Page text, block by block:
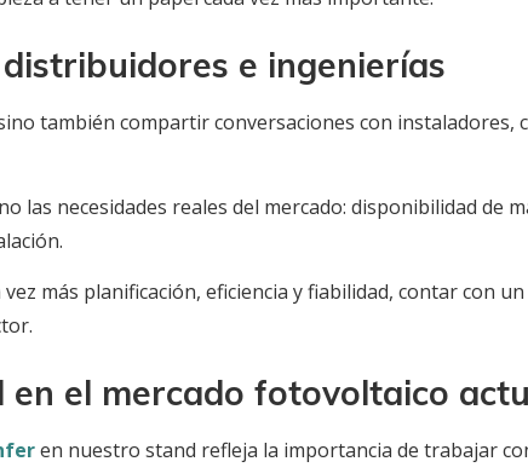
e ingenierías
también compartir conversaciones con instaladores,
necesidades reales del mercado: disponibilidad de
más planificación, eficiencia y fiabilidad, contar con
en el mercado fotovoltaico
en nuestro stand refleja la importancia de trabajar